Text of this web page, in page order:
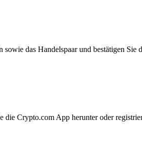
das Handelspaar und bestätigen Sie
Crypto.com App herunter oder